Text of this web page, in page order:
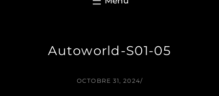
Autoworld-S01-05
OCTOBRE 31, 2024/